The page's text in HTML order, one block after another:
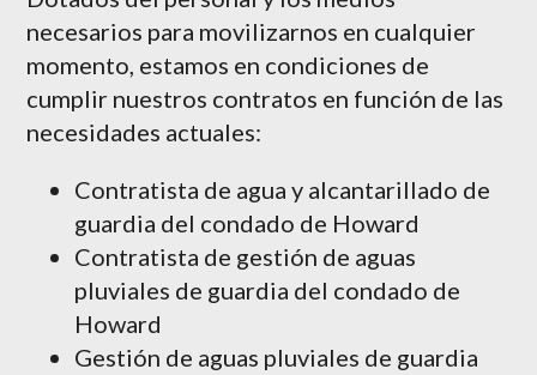
necesarios para movilizarnos en cualquier
momento, estamos en condiciones de
cumplir nuestros contratos en función de las
necesidades actuales:
Contratista de agua y alcantarillado de
guardia del condado de Howard
Contratista de gestión de aguas
pluviales de guardia del condado de
Howard
Gestión de aguas pluviales de guardia